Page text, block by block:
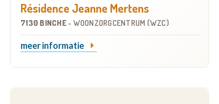
Résidence Jeanne Mertens
7130 BINCHE - WOONZORGCENTRUM (WZC)
meer informatie